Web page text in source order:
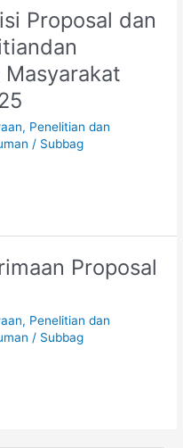
Proposal dan
, Penelitian dan
/ Subbag
Proposal
, Penelitian dan
/ Subbag